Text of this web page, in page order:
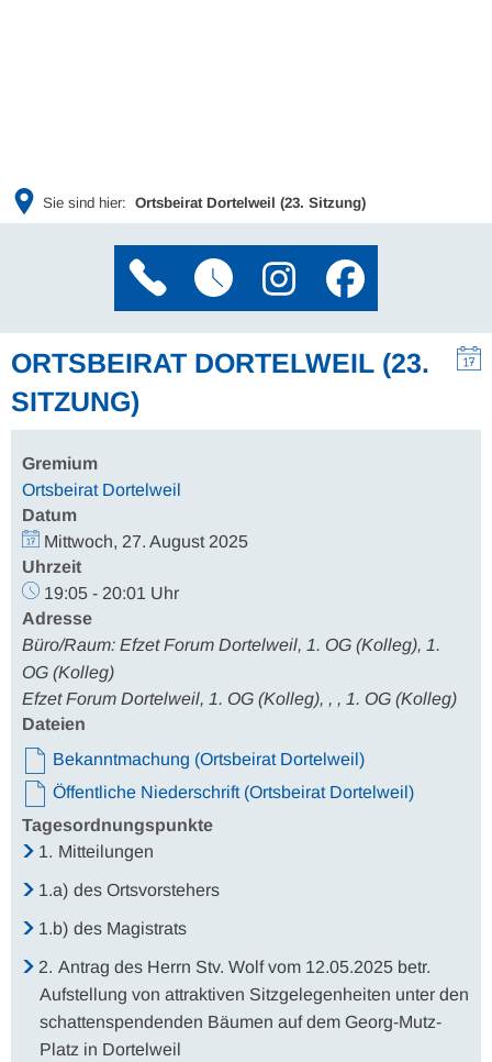
Sie sind hier: Ortsbeirat Dortelweil (23. Sitzung)
ORTSBEIRAT DORTELWEIL (23.
SITZUNG)
Gremium
Ortsbeirat Dortelweil
Datum
Mittwoch, 27. August 2025
Uhrzeit
19:05 - 20:01 Uhr
Adresse
Büro/Raum: Efzet Forum Dortelweil, 1. OG (Kolleg), 1.
OG (Kolleg)
Efzet Forum Dortelweil, 1. OG (Kolleg), , , 1. OG (Kolleg)
Dateien
Bekanntmachung (Ortsbeirat Dortelweil)
Öffentliche Niederschrift (Ortsbeirat Dortelweil)
Tagesordnungspunkte
1. Mitteilungen
1.a) des Ortsvorstehers
1.b) des Magistrats
2. Antrag des Herrn Stv. Wolf vom 12.05.2025 betr.
Aufstellung von attraktiven Sitzgelegenheiten unter den
schattenspendenden Bäumen auf dem Georg-Mutz-
Platz in Dortelweil